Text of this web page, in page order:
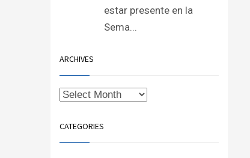
estar presente en la
Sema...
ARCHIVES
CATEGORIES